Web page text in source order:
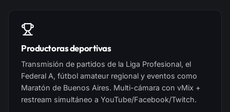
Productoras deportivas
Transmisión de partidos de la Liga Profesional, el
Federal A, fútbol amateur regional y eventos como
Maratón de Buenos Aires. Multi-cámara con vMix +
restream simultáneo a YouTube/Facebook/Twitch.